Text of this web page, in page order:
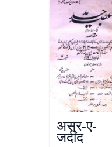
अस्र-ए-
जदीद